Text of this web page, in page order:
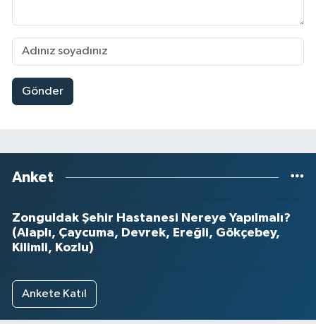
Gönder
Anket
Zonguldak Şehir Hastanesi Nereye Yapılmalı?
(Alaplı, Çaycuma, Devrek, Ereğli, Gökçebey,
Kilimli, Kozlu)
Ankete Katıl